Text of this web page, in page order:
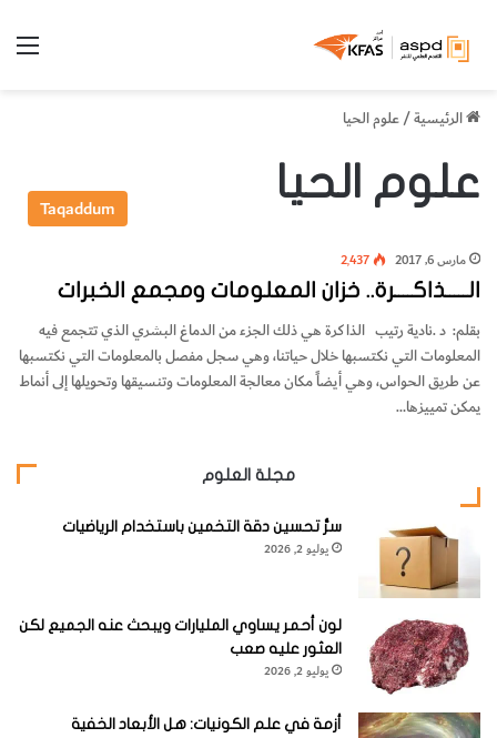
الرئيسية/علوم الحيا
علوم الحيا
Taqaddum
مارس 6, 2017 2٬437
الـــــذاكــــرة.. خزان المعلومات ومجمع الخبرات
‬يمكن‭ ‬تمييزها‭…
مجلة العلوم
سرُّ تحسين دقة التخمين باستخدام الرياضيات
يوليو 2, 2026
لون أحمر يساوي المليارات ويبحث عنه الجميع لكن
العثور عليه صعب
يوليو 2, 2026
أزمة في علم الكونيات: هل الأبعاد الخفية